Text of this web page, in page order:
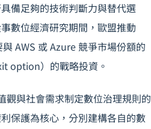
備足夠的技術判斷力與替代選
數位經濟研究期間，歐盟推動
AWS 或 Azure 競爭市場份額的
option）的戰略投資。
與社會需求制定數位治理規則的
保護為核心，分別建構各自的數